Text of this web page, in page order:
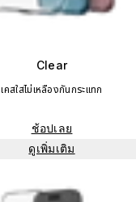
Clear
เคสใสไม่เหลืองกันกระแทก
ช้อปเลย
ดูเพิ่มเติม